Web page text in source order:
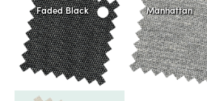
Faded Black Manhattan